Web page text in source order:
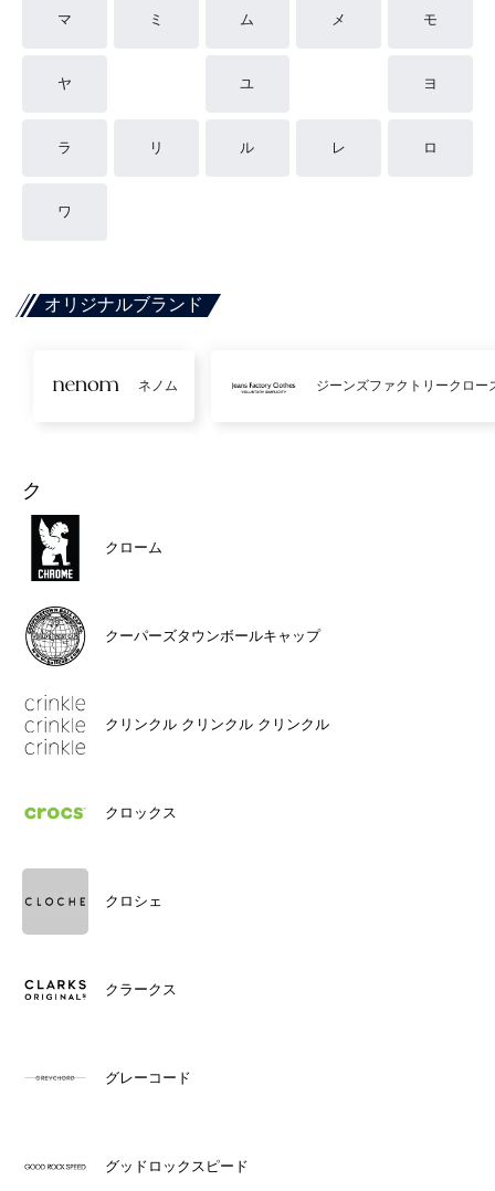
マ ミ ム メ モ
ヤ ユ ヨ
ラ リ ル レ ロ
ワ
オリジナルブランド
ネノム ジーンズファクトリークロー
ク
クローム
クーパーズタウンボールキャップ
クリンクル クリンクル クリンクル
クロックス
クロシェ
クラークス
グレーコード
グッドロックスピード